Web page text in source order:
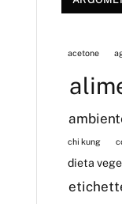
acetone
chi kung
dieta